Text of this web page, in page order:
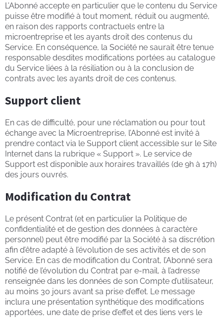
L’Abonné accepte en particulier que le contenu du Service
puisse être modifié à tout moment, réduit ou augmenté,
en raison des rapports contractuels entre la
microentreprise et les ayants droit des contenus du
Service. En conséquence, la Société ne saurait être tenue
responsable desdites modifications portées au catalogue
du Service liées à la résiliation ou à la conclusion de
contrats avec les ayants droit de ces contenus.
Support client
En cas de difficulté, pour une réclamation ou pour tout
échange avec la Microentreprise, l’Abonné est invité à
prendre contact via le Support client accessible sur le Site
Internet dans la rubrique « Support ». Le service de
Support est disponible aux horaires travaillés (de 9h à 17h)
des jours ouvrés.
Modification du Contrat
Le présent Contrat (et en particulier la Politique de
confidentialité et de gestion des données à caractère
personnel) peut être modifié par la Société à sa discrétion
afin d’être adapté à l’évolution de ses activités et de son
Service. En cas de modification du Contrat, l’Abonné sera
notifié de l’évolution du Contrat par e-mail, à l’adresse
renseignée dans les données de son Compte d’utilisateur,
au moins 30 jours avant sa prise d’effet. Le message
inclura une présentation synthétique des modifications
apportées, une date de prise d’effet et des liens vers le